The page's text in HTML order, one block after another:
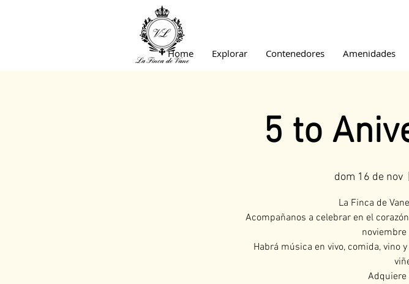
Home Explorar Contenedores Amenidades
5 to
dom 16 de nov
  |
La Finca de
Acompañanos a celebrar en el
Habrá música en vivo, comida, vino
Adquiere